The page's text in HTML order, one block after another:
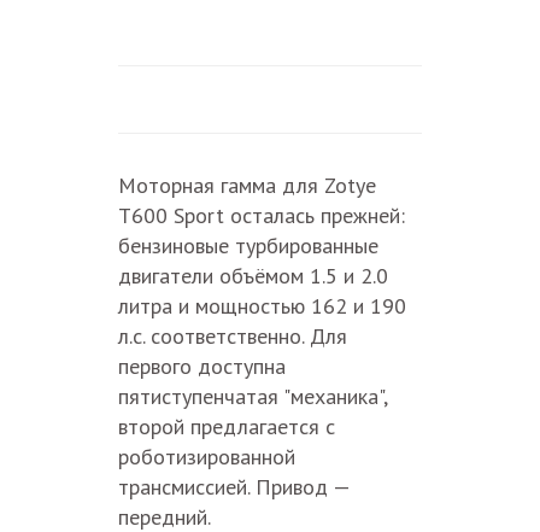
Моторная гамма для Zotye
T600 Sport осталась прежней:
бензиновые турбированные
двигатели объёмом 1.5 и 2.0
литра и мощностью 162 и 190
л.с. соответственно. Для
первого доступна
пятиступенчатая "механика",
второй предлагается с
роботизированной
трансмиссией. Привод —
передний.